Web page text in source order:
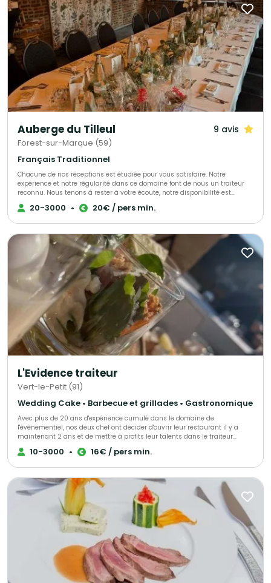
Auberge du Tilleul 9 avis
Forest-sur-Marque (59)
Français Traditionnel
Chacune de nos réceptions est étudiée pour vous satisfaire. Notre
expérience et notre régularité dans ce domaine font de nous un traiteur
reconnu. Nous tenons à rester à votre écoute, notre disponibilité est
indispensable à la réalisation d une réception réussie. Parce que depuis
quelques années notre savoir faire nous conduit à créer toujours plus, nos
CLOS BARTHÉLEMY CHÂTEAU DE REBREUVE GAYANT EXPO LA CONDITION
PUBLIQUE ENSAIT MAISON DE LA PHOTOGRAPHIE PALAIS DES BEAUX ARTS
ZENITH LA CHAUFFERIE KINEPOLIS CHÂTEAU D ARONDEAU... Ou Chez vous ,
organisation de A à Z
20-3000 • 20€ / pers min.
L'Evidence traiteur
Vert-le-Petit (91)
Wedding Cake • Barbecue et grillades • Gastronomique
Avec plus de 20 ans d'expérience cumulé dans le domaine de
l'évènementiel, nos deux chef ont décider d'ouvrir leur restaurant il y a
maintenant 2 ans et de mettre à profits leur talents dans le traiteur
évènementiel afin de vous accompagner lors de vos évènements.
10-3000 • 16€ / pers min.